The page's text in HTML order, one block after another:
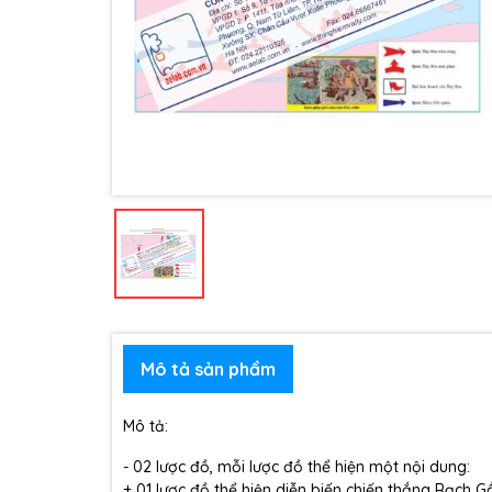
Mô tả sản phẩm
Mô tả:
- 02 lược đồ, mỗi lược đồ thể hiện một nội dung: